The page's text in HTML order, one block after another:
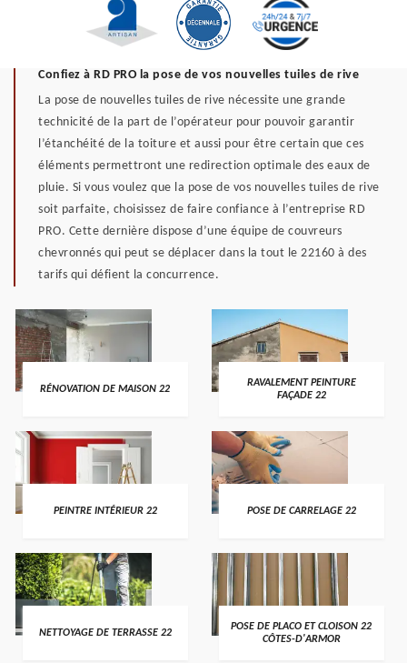
Confiez à RD PRO la pose de vos nouvelles tuiles de rive
La pose de nouvelles tuiles de rive nécessite une grande
technicité de la part de l’opérateur pour pouvoir garantir
l’étanchéité de la toiture et aussi pour être certain que ces
éléments permettront une redirection optimale des eaux de
pluie. Si vous voulez que la pose de vos nouvelles tuiles de rive
soit parfaite, choisissez de faire confiance à l’entreprise RD
PRO. Cette dernière dispose d’une équipe de couvreurs
chevronnés qui peut se déplacer dans la tout le 22160 à des
tarifs qui défient la concurrence.
RÉNOVATION DE MAISON 22
RAVALEMENT PEINTURE
FAÇADE 22
PEINTRE INTÉRIEUR 22 POSE DE CARRELAGE 22
NETTOYAGE DE TERRASSE 22
POSE DE PLACO ET CLOISON 22
CÔTES-D'ARMOR